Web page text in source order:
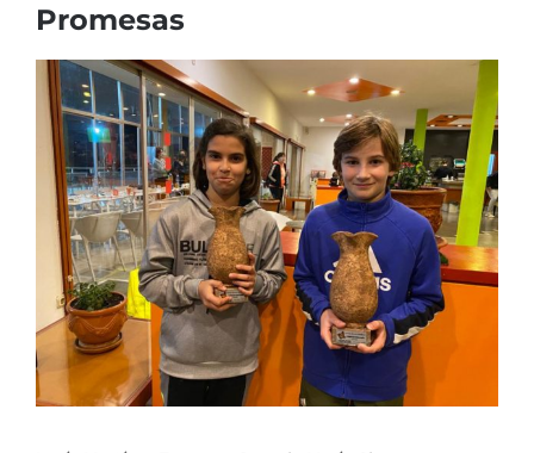
Promesas
Ver
imagen
más
grande